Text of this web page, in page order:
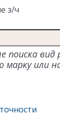
з/ч
поиска вид
марку или